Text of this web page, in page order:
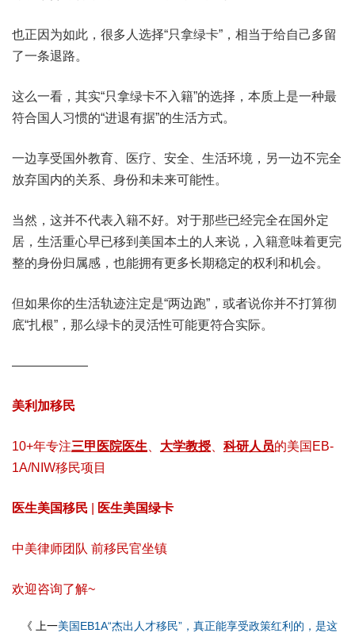
也正因为如此，很多人选择“只拿绿卡”，相当于给自己多留
了一条退路。
这么一看，其实“只拿绿卡不入籍”的选择，本质上是一种最
符合国人习惯的“进退有据”的生活方式。
一边享受国外教育、医疗、安全、生活环境，另一边不完全
放弃国内的关系、身份和未来可能性。
当然，这并不代表入籍不好。对于那些已经完全在国外定
居，生活重心早已移到美国本土的人来说，入籍意味着更完
整的身份归属感，也能拥有更多长期稳定的权利和机会。
但如果你的生活轨迹注定是“两边跑”，或者说你并不打算彻
底“扎根”，那么绿卡的灵活性可能更符合实际。
——————
美利加移民
10+年专注三甲医院医生 大学教授 科研人员的美国EB-
1A/NIW移民项目
医生美国移民 医生美国绿卡
中美律师团队 前移民官坐镇
欢迎咨询了解~
《 上一美国EB1A“杰出人才移民”，真正能享受政策红利的，是这